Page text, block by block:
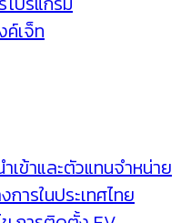
ค์เจ็ท
ำเข้าและตัวแทนจำหน่าย
การในประเทศไทย